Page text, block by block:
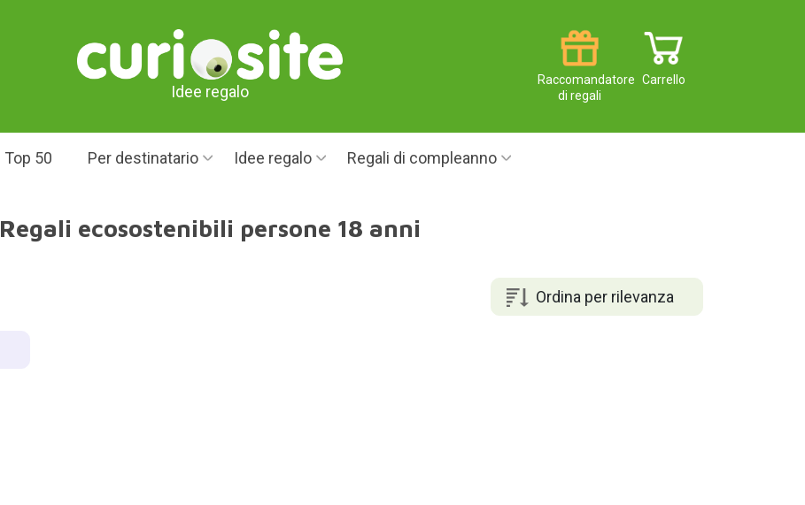
Idee regalo
Carrello
Raccomandatore
di regali
Top 50 Per destinatario Idee regalo Regali di compleanno
Regali ecosostenibili persone 18 anni
Ordina per rilevanza